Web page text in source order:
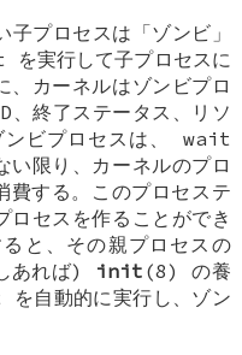
プロセスは「ゾンビ」
実行して子プロセスに
、カーネルはゾンビプロ
終了ステータス、リソ
ンビプロセスは、 wait
い限り、カーネルのプロ
する。このプロセステ
ロセスを作ることができ
と、その親プロセスの
あれば) init (8) の養
自動的に実行し、ゾン